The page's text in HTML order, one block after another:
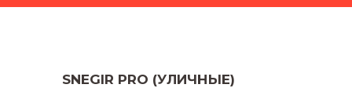
SNEGIR PRO (УЛИЧНЫЕ)